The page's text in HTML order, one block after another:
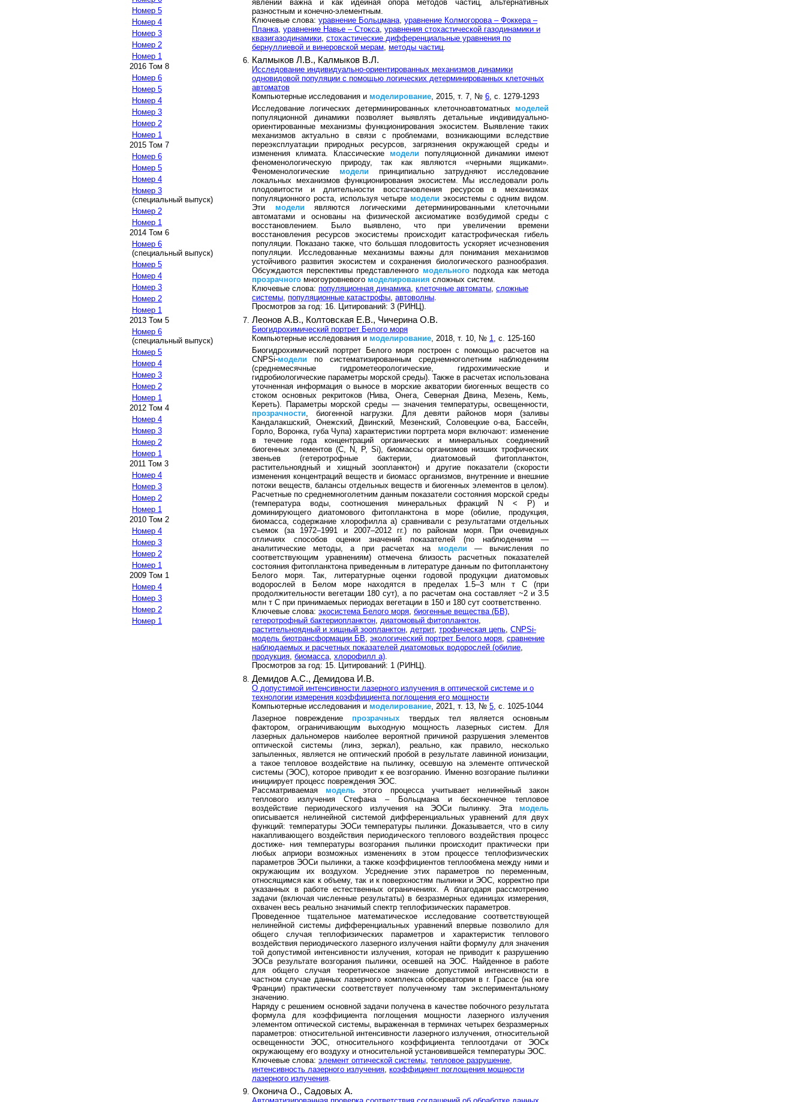
Номер 5
Номер 4
Номер 3
Номер 2
Номер 1
2016 Том 8
Номер 6
Номер 5
Номер 4
Номер 3
Номер 2
Номер 1
2015 Том 7
Номер 6
Номер 5
Номер 4
Номер 3
(специальный выпуск)
Номер 2
Номер 1
2014 Том 6
Номер 6
(специальный выпуск)
Номер 5
Номер 4
Номер 3
Номер 2
Номер 1
2013 Том 5
Номер 6
(специальный выпуск)
Номер 5
Номер 4
Номер 3
Номер 2
Номер 1
2012 Том 4
Номер 4
Номер 3
Номер 2
Номер 1
2011 Том 3
Номер 4
Номер 3
Номер 2
Номер 1
2010 Том 2
Номер 4
Номер 3
Номер 2
Номер 1
2009 Том 1
Номер 4
Номер 3
Номер 2
Номер 1
явлений важна и как идейная опора методов частиц, альтернативных
разностным и конечно-элементным.
Ключевые слова: уравнение Больцмана уравнение Колмогорова – Фоккера –
Планка уравнение Навье – Стокса уравнения стохастической газодинамики и
квазигазодинамики стохастические дифференциальные уравнения по
бернуллиевой и винеровской мерам методы частиц
Калмыков Л.В., Калмыков В.Л.
Исследование индивидуально-ориентированных механизмов динамики
одновидовой популяции с помощью логических детерминированных клеточных
автоматов
Компьютерные исследования и моделирование, 2015, т. 7, № 6, с. 1279-1293
Исследование логических детерминированных клеточноавтоматных моделей
популяционной динамики позволяет выявлять детальные индивидуально-
ориентированные механизмы функционирования экосистем. Выявление таких
механизмов актуально в связи с проблемами, возникающими вследствие
переэксплуатации природных ресурсов, загрязнения окружающей среды и
изменения климата. Классические модели популяционной динамики имеют
феноменологическую природу, так как являются «черными ящиками».
Феноменологические модели принципиально затрудняют исследование
локальных механизмов функционирования экосистем. Мы исследовали роль
плодовитости и длительности восстановления ресурсов в механизмах
популяционного роста, используя четыре модели экосистемы с одним видом.
Эти модели являются логическими детерминированными клеточными
автоматами и основаны на физической аксиоматике возбудимой среды с
восстановлением. Было выявлено, что при увеличении времени
восстановления ресурсов экосистемы происходит катастрофическая гибель
популяции. Показано также, что большая плодовитость ускоряет исчезновения
популяции. Исследованные механизмы важны для понимания механизмов
устойчивого развития экосистем и сохранения биологического разнообразия.
Обсуждаются перспективы представленного модельногоподхода как метода
прозрачного многоуровневого моделирования сложных систем.
Ключевые слова: популяционная динамика, клеточные автоматы, сложные
системы, популяционные катастрофы, автоволны.
Просмотров за год: 16. Цитирований: 3 (РИНЦ).
Леонов А.В., Колтовская Е.В., Чичерина О.В.
Биогидрохимический портрет Белого моря
Компьютерные исследования и моделирование , 2018, т. 10, № 1
, с. 125-160
Биогидрохимический портрет Белого моря построен с помощью расчетов на
CNPSi-модели по систематизированным среднемноголетним наблюдениям
(среднемесячные гидрометеорологические, гидрохимические и
гидробиологические параметры морской среды). Также в расчетах использована
уточненная информация о выносе в морские акватории биогенных веществ со
стоком основных рекритоков (Нива, Онега, Северная Двина, Мезень, Кемь,
Кереть). Параметры морской среды — значения температуры, освещенности,
прозрачности , биогенной нагрузки. Для девяти районов моря (заливы
Кандалакшский, Онежский, Двинский, Мезенский, Соловецкие о-ва, Бассейн,
Горло, Воронка, губа Чупа) характеристики портрета моря включают: изменение
в течение года концентраций органических и минеральных соединений
биогенных элементов (С, N, P, Si), биомассы организмов низших трофических
звеньев (гетеротрофные бактерии, диатомовый фитопланктон,
растительноядный и хищный зоопланктон) и другие показатели (скорости
изменения концентраций веществ и биомасс организмов, внутренние и внешние
потоки веществ, балансы отдельных веществ и биогенных элементов в целом).
Расчетные по среднемноголетним данным показатели состояния морской среды
(температура воды, соотношения минеральных фракций N < P) и
доминирующего диатомового фитопланктона в море (обилие, продукция,
биомасса, содержание хлорофилла а) сравнивали с результатами отдельных
съемок (за 1972–1991 и 2007–2012 гг.) по районам моря. При очевидных
отличиях способов оценки значений показателей (по наблюдениям —
аналитические методы, а при расчетах на модели — вычисления по
соответствующим уравнениям) отмечена близость расчетных показателей
состояния фитопланктона приведенным в литературе данным по фитопланктону
Белого моря. Так, литературные оценки годовой продукции диатомовых
водорослей в Белом море находятся в пределах 1.5–3 млн т С (при
продолжительности вегетации 180 сут), а по расчетам она составляет ~2 и 3.5
млн т С при принимаемых периодах вегетации в 150 и 180 сут соответственно.
Ключевые слова: экосистема Белого моря биогенные вещества (БВ)
гетеротрофный бактериопланктон диатомовый фитопланктон
растительноядный и хищный зоопланктон детрит, трофическая цепь CNPSi-
модель биотрансформации БВ экологический портрет Белого моря сравнение
наблюдаемых и расчетных показателей диатомовых водорослей (обилие
продукция биомасса хлорофилл а)
Просмотров за год: 15. Цитирований: 1 (РИНЦ).
Демидов А.С., Демидова И.В.
О допустимой интенсивности лазерного излучения в оптической системе и о
технологии измерения коэффициента поглощения его мощности
Компьютерные исследования и моделирование , 2021, т. 13, № 5 , с. 1025-1044
Лазерное повреждение прозрачных твердых тел является основным
фактором, ограничивающим выходную мощность лазерных систем. Для
лазерных дальномеров наиболее вероятной причиной разрушения элементов
оптической системы (линз, зеркал), реально, как правило, несколько
запыленных, является не оптический пробой в результате лавинной ионизации,
а такое тепловое воздействие на пылинку, осевшую на элементе оптической
системы (ЭОС), которое приводит к ее возгоранию. Именно возгорание пылинки
инициирует процесс повреждения ЭОС.
Рассматриваемая модель этого процесса учитывает нелинейный закон
теплового излучения Стефана – Больцмана и бесконечное тепловое
воздействие периодического излучения на ЭОСи пылинку. Эта модель
описывается нелинейной системой дифференциальных уравнений для двух
функций: температуры ЭОСи температуры пылинки. Доказывается, что в силу
накапливающего воздействия периодического теплового воздействия процесс
достиже- ния температуры возгорания пылинки происходит практически при
любых априори возможных изменениях в этом процессе теплофизических
параметров ЭОСи пылинки, а также коэффициентов теплообмена между ними и
окружающим их воздухом. Усреднение этих параметров по переменным,
относящимся как к объему, так и к поверхностям пылинки и ЭОС, корректно при
указанных в работе естественных ограничениях. А благодаря рассмотрению
задачи (включая численные результаты) в безразмерных единицах измерения,
охвачен весь реально значимый спектр теплофизических параметров.
Проведенное тщательное математическое исследование соответствующей
нелинейной системы дифференциальных уравнений впервые позволило для
общего случая теплофизических параметров и характеристик теплового
воздействия периодического лазерного излучения найти формулу для значения
той допустимой интенсивности излучения, которая не приводит к разрушению
ЭОСв результате возгорания пылинки, осевшей на ЭОС. Найденное в работе
для общего случая теоретическое значение допустимой интенсивности в
частном случае данных лазерного комплекса обсерватории в г. Грассе (на юге
Франции) практически соответствует полученному там экспериментальному
значению.
Наряду с решением основной задачи получена в качестве побочного результата
формула для коэффициента поглощения мощности лазерного излучения
элементом оптической системы, выраженная в терминах четырех безразмерных
параметров: относительной интенсивности лазерного излучения, относительной
освещенности ЭОС, относительного коэффициента теплоотдачи от ЭОСк
окружающему его воздуху и относительной установившейся температуры ЭОС.
Ключевые слова: элемент оптической системы тепловое разрушение
интенсивность лазерного излучения коэффициент поглощения мощности
лазерного излучения
Оконича О., Садовых А.